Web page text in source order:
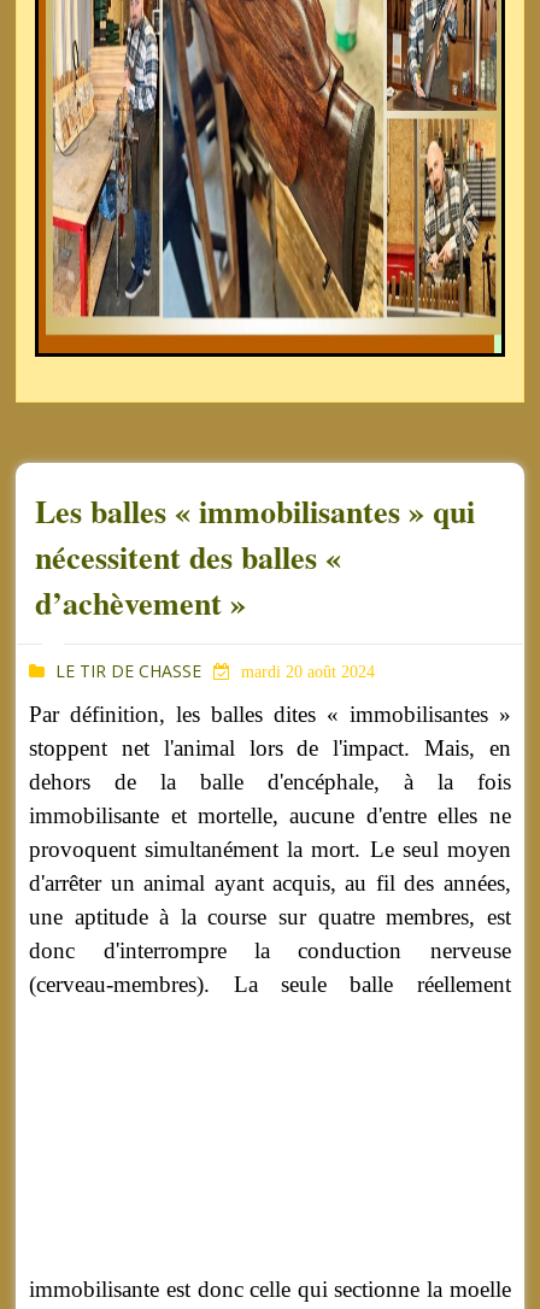
Les balles « immobilisantes » qui
nécessitent des balles «
d’achèvement »
LE TIR DE CHASSE mardi 20 août 2024
Par définition, les balles dites « immobilisantes »
stoppent net l'animal lors de l'impact. Mais, en
dehors de la balle d'encéphale, à la fois
immobilisante et mortelle, aucune d'entre elles ne
provoquent simultanément la mort. Le seul moyen
d'arrêter un animal ayant acquis, au fil des années,
une aptitude à la course sur quatre membres, est
donc d'interrompre la conduction nerveuse
(cerveau-membres). La seule balle réellement
immobilisante est donc celle qui sectionne la moelle